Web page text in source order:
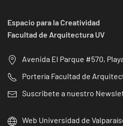
Espacio para la Creatividad
Facultad de Arquitectura UV
Avenida El Parque #570,
Portería Facultad de
Suscribete a nuestro
Web Universidad de